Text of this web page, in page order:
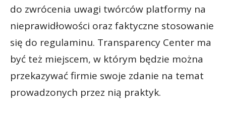
do zwrócenia uwagi twórców platformy na
nieprawidłowości oraz faktyczne stosowanie
się do regulaminu. Transparency Center ma
być też miejscem, w którym będzie można
przekazywać firmie swoje zdanie na temat
prowadzonych przez nią praktyk.